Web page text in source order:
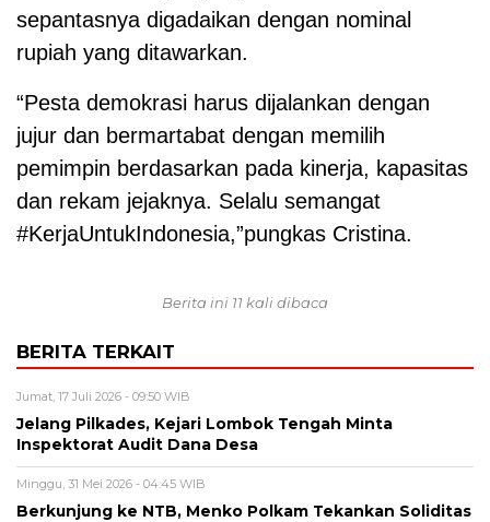
sepantasnya digadaikan dengan nominal
rupiah yang ditawarkan.
“Pesta demokrasi harus dijalankan dengan
jujur dan bermartabat dengan memilih
pemimpin berdasarkan pada kinerja, kapasitas
dan rekam jejaknya. Selalu semangat
#KerjaUntukIndonesia,”pungkas Cristina.
Berita ini 11 kali dibaca
BERITA TERKAIT
Jumat, 17 Juli 2026 - 09:50 WIB
Jelang Pilkades, Kejari Lombok Tengah Minta
Inspektorat Audit Dana Desa
Minggu, 31 Mei 2026 - 04:45 WIB
Berkunjung ke NTB, Menko Polkam Tekankan Soliditas